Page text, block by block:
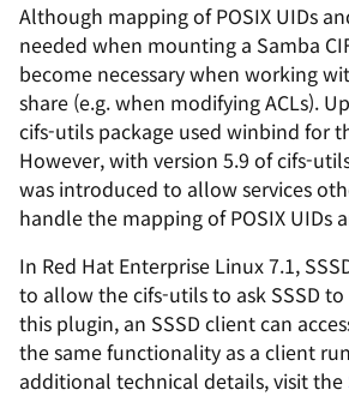
Although mapping of POSIX UIDs
needed when mounting a Samba
become necessary when working
share (e.g. when modifying ACLs).
cifs-utils package used winbind for
However, with version 5.9 of cifs-
was introduced to allow services
handle the mapping of POSIX UIDs
In Red Hat Enterprise Linux 7.1,
to allow the cifs-utils to ask SSSD
this plugin, an SSSD client can
the same functionality as a client
additional technical details, visit the